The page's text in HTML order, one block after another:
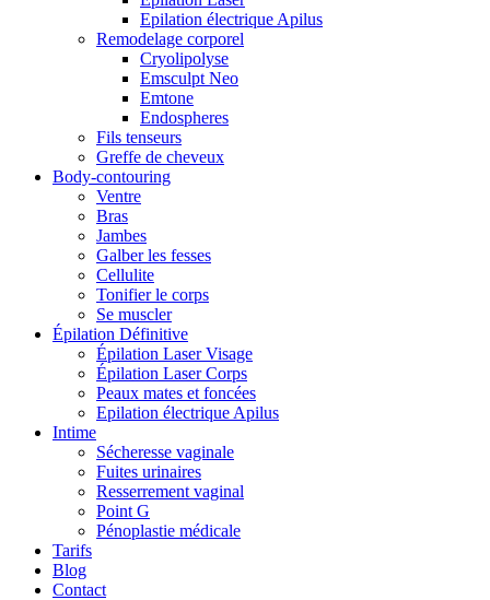
Epilation électrique Apilus
Remodelage corporel
Cryolipolyse
Emsculpt Neo
Emtone
Endospheres
Fils tenseurs
Greffe de cheveux
Body-contouring
Ventre
Bras
Jambes
Galber les fesses
Cellulite
Tonifier le corps
Se muscler
Épilation Définitive
Épilation Laser Visage
Épilation Laser Corps
Peaux mates et foncées
Epilation électrique Apilus
Intime
Sécheresse vaginale
Fuites urinaires
Resserrement vaginal
Point G
Pénoplastie médicale
Tarifs
Blog
Contact